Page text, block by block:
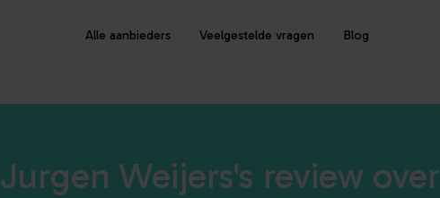
Alle aanbieders Veelgestelde vragen Blog
Jurgen Weijers's review over